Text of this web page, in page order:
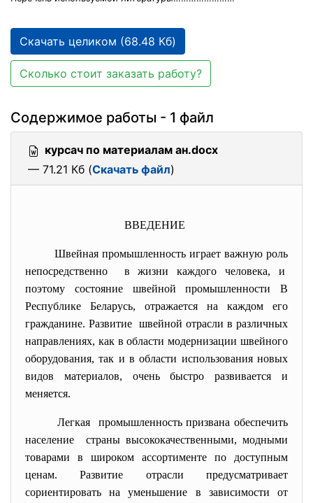
Скачать целиком (68.48 Кб)
Сколько стоит заказать работу?
Содержимое работы - 1 файл
курсач по материалам ан.docx
— 71.21 Кб (Скачать файл)
ВВЕДЕНИЕ
Швейная промышленность играет важную роль
непосредственно в жизни каждого человека, и
поэтому состояние швейнойпромышленности В
Республике Беларусь, отражается на каждом его
гражданине. Развитие швейной отрасли в различных
направлениях, как в области модернизации швейного
оборудования, так и в области использования новых
видов материалов, очень быстро развивается и
меняется.
Легкая промышленность призвана обеспечить
население страны высококачественными, модными
товарами в широком ассортименте по доступным
ценам. Развитие отрасли предусматривает
сориентировать на уменьшение в зависимости от